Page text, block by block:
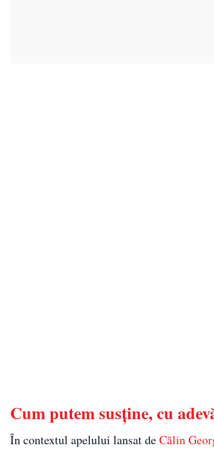
Cum putem susține, cu
În contextul apelului lansat deCălin